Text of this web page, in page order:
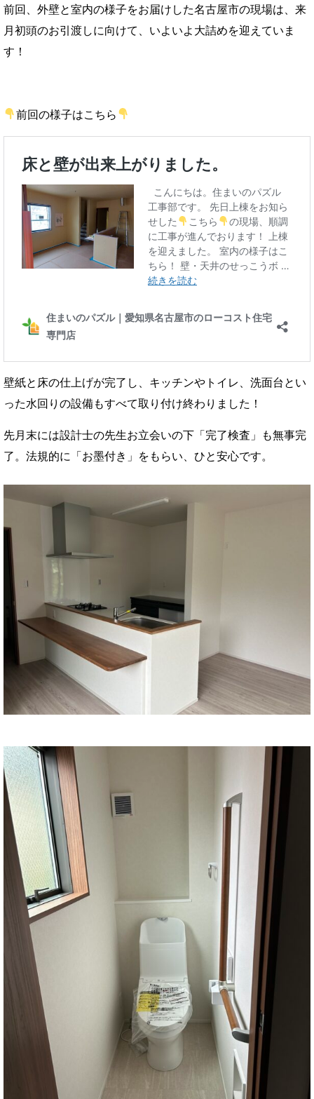
前回、外壁と室内の様子をお届けした名古屋市の現場は、来
月初頭のお引渡しに向けて、いよいよ大詰めを迎えていま
す！
前回の様子はこちら
壁紙と床の仕上げが完了し、キッチンやトイレ、洗面台とい
った水回りの設備もすべて取り付け終わりました！
先月末には設計士の先生お立会いの下「完了検査」も無事完
了。法規的に「お墨付き」をもらい、ひと安心です。